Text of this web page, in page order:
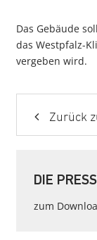
Das Gebäude
das Westpfalz-
vergeben wird.
Zurück
DIE
zum